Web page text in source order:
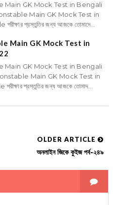
Main GK Mock Test in Bengali
Main GK Mock Test in
প্রস্তুতির জন্য আজকে তোমাদে...
Main GK Mock Test in
Main GK Mock Test in Bengali
Main GK Mock Test in
প্রস্তুতির জন্য আজকে তোমাদ...
OLDER ARTICLE
অনলাইন জিকে কুইজ পর্ব-২৪৯